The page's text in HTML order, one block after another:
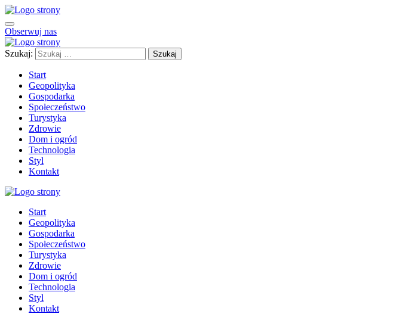
Obserwuj nas
Szukaj:
Start
Geopolityka
Gospodarka
Społeczeństwo
Turystyka
Zdrowie
Dom i ogród
Technologia
Styl
Kontakt
Start
Geopolityka
Gospodarka
Społeczeństwo
Turystyka
Zdrowie
Dom i ogród
Technologia
Styl
Kontakt